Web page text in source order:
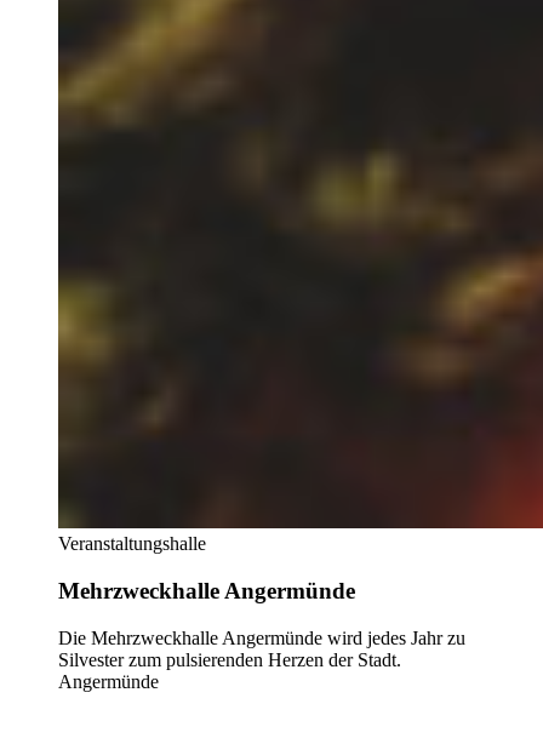
Veranstaltungshalle
Mehrzweckhalle Angermünde
Die Mehrzweckhalle Angermünde wird jedes Jahr zu
Silvester zum pulsierenden Herzen der Stadt.
Angermünde